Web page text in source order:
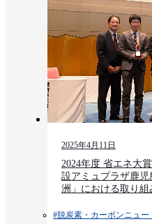
2025年4月11日
2024年度 省エネ大
設アミュプラザ鹿
洲」における取り組
#脱炭素・カーボンニュー